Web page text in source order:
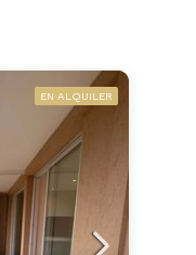
EN ALQUILER